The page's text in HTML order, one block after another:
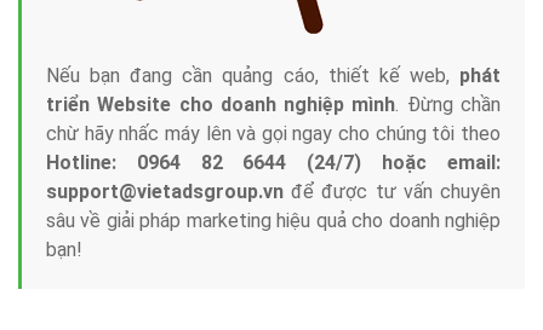
Nếu bạn đang cần quảng cáo, thiết kế web, phát
triển Website cho doanh nghiệp mình. Đừng chần
chừ hãy nhấc máy lên và gọi ngay cho chúng tôi theo
Hotline: 0964 82 6644 (24/7) hoặc email:
support@vietadsgroup.vn để được tư vấn chuyên
sâu về giải pháp marketing hiệu quả cho doanh nghiệp
bạn!